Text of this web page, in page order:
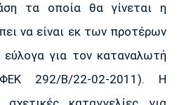
τα οποία θα γίνεται η
να είναι εκ των προτέρων
εύλογα για τον καταναλωτή
292/Β/22-02-2011). Η